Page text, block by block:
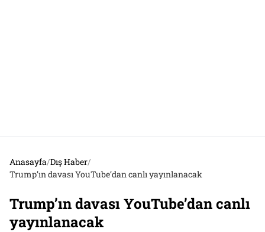
Anasayfa/Dış Haber/
Trump’ın davası YouTube’dan canlı yayınlanacak
Trump’ın davası YouTube’dan canlı
yayınlanacak